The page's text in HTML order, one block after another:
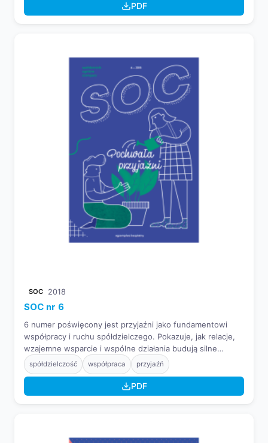
PDF
SOC 2018
SOC nr 6
6 numer poświęcony jest przyjaźni jako fundamentowi
współpracy i ruchu spółdzielczego. Pokazuje, jak relacje,
wzajemne wsparcie i wspólne działania budują silne
społeczności oraz inspirują do społecznych inicjatyw.
spółdzielczość współpraca przyjaźń
PDF